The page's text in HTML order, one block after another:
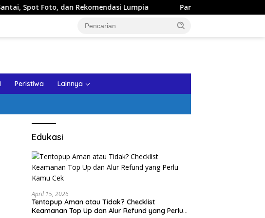
dan Rekomendasi Lumpia Panduan Wisata Keluarga ke Kota
Peristiwa Lainnya
Edukasi
April 15, 2026
Tentopup Aman atau Tidak? Checklist
Keamanan Top Up dan Alur Refund yang Perlu